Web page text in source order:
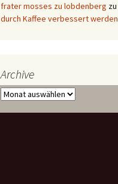
frater mosses zu lobdenberg zu
durch Kaffee verbessert werden
Archive
Archive